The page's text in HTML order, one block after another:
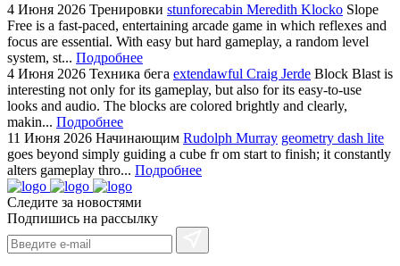
4 Июня 2026 Тренировки stunforecabin Meredith Klocko Slope
Free is a fast-paced, entertaining arcade game in which reflexes and
focus are essential. With easy but hard gameplay, a random level
system, st... Подробнее
4 Июня 2026 Техника бега extendawful Craig Jerde Block Blast is
interesting not only for its gameplay, but also for its easy-to-use
looks and audio. The blocks are colored brightly and clearly,
makin... Подробнее
11 Июня 2026 Начинающим Rudolph Murray geometry dash lite
goes beyond simply guiding a cube fr om start to finish; it constantly
alters gameplay thro... Подробнее
Следите за новостями
Подпишись на рассылку